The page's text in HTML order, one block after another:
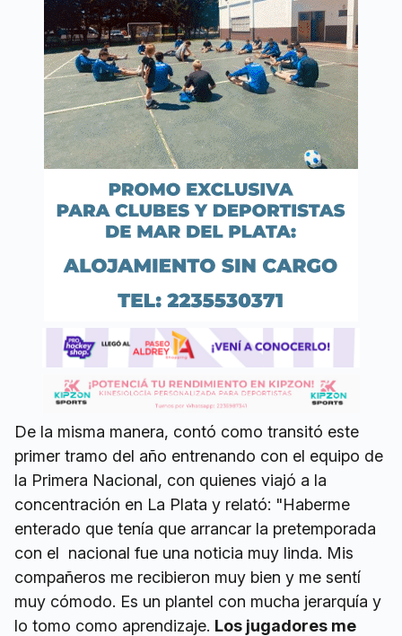
De la misma manera, contó como transitó este
primer tramo del año entrenando con el equipo de
la Primera Nacional, con quienes viajó a la
concentración en La Plata y relató: "Haberme
enterado que tenía que arrancar la pretemporada
con el nacional fue una noticia muy linda. Mis
compañeros me recibieron muy bien y me sentí
muy cómodo. Es un plantel con mucha jerarquía y
lo tomo como aprendizaje. Los jugadores me